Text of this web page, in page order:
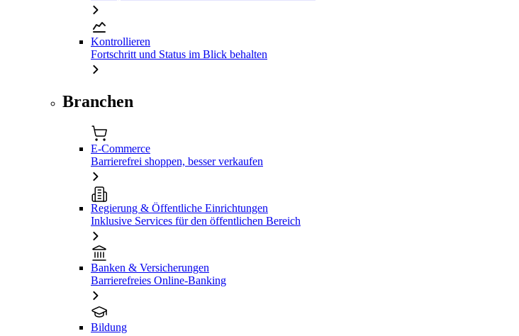
Kontrollieren
Fortschritt und Status im Blick behalten
Branchen
E-Commerce
Barrierefrei shoppen, besser verkaufen
Regierung & Öffentliche Einrichtungen
Inklusive Services für den öffentlichen Bereich
Banken & Versicherungen
Barrierefreies Online-Banking
Bildung